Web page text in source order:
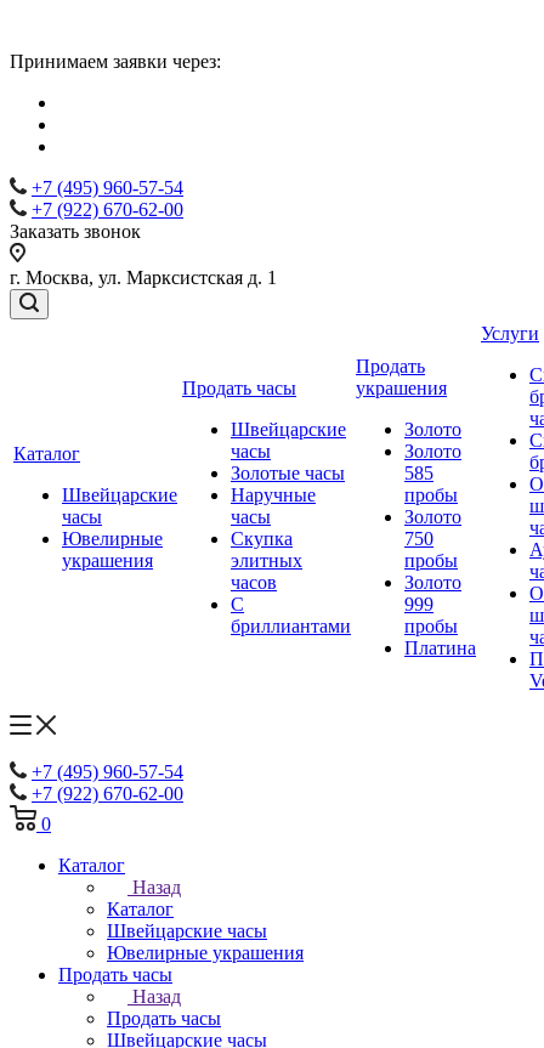
Принимаем заявки через:
+7 (495) 960-57-54
+7 (922) 670-62-00
Заказать звонок
г. Москва, ул. Марксистская д. 1
Каталог
Швейцарские
часы
Ювелирные
украшения
Продать часы
Швейцарские
часы
Золотые часы
Наручные
часы
Скупка
элитных
часов
С
бриллиантами
Продать
украшения
Золото
Золото
585
пробы
Золото
750
пробы
Золото
999
пробы
Платина
Услуги
+7 (495) 960-57-54
+7 (922) 670-62-00
0
Каталог
Назад
Каталог
Швейцарские часы
Ювелирные украшения
Продать часы
Назад
Продать часы
Швейцарские часы